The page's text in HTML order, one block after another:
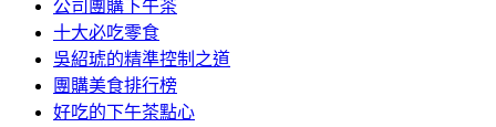
公司團購下午茶
十大必吃零食
吳紹琥的精準控制之道
團購美食排行榜
好吃的下午茶點心